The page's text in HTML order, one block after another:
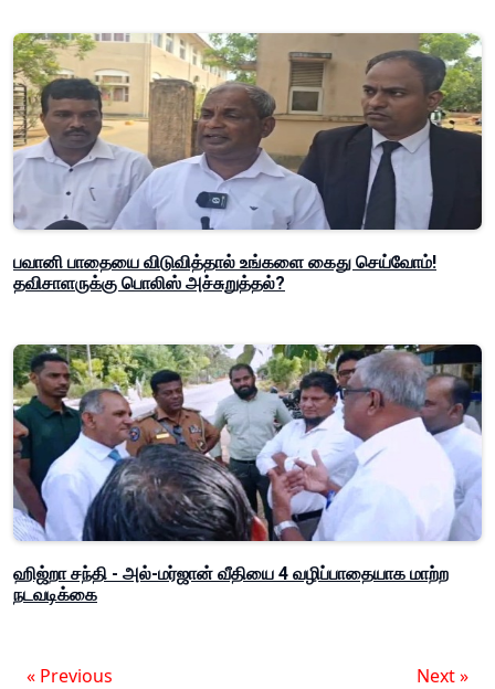
பவானி பாதையை விடுவித்தால் உங்களை கைது செய்வோம்!
தவிசாளருக்கு பொலிஸ் அச்சுறுத்தல்?
ஹிஜ்றா சந்தி - அல்-மர்ஜான் வீதியை 4 வழிப்பாதையாக மாற்ற
நடவடிக்கை
« Previous Next »